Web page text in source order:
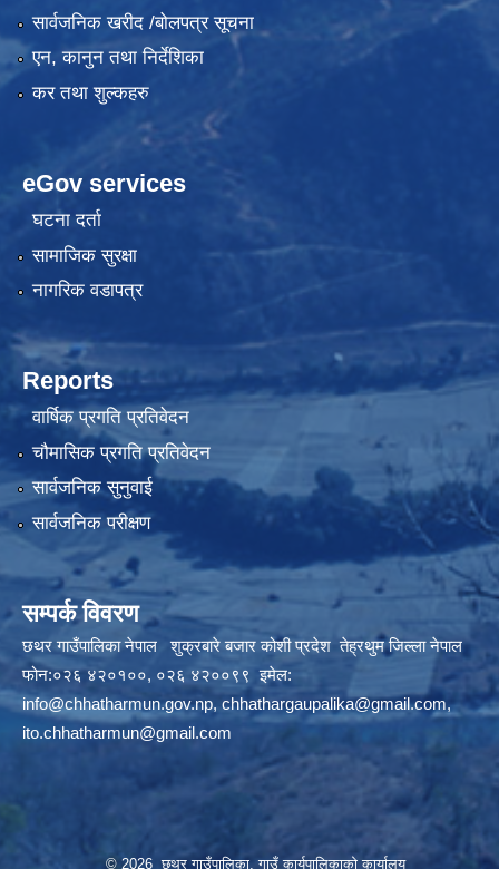
सार्वजनिक खरीद /बोलपत्र सूचना
एन, कानुन तथा निर्देशिका
कर तथा शुल्कहरु
eGov services
घटना दर्ता
सामाजिक सुरक्षा
नागरिक वडापत्र
Reports
वार्षिक प्रगति प्रतिवेदन
चौमासिक प्रगति प्रतिवेदन
सार्वजनिक सुनुवाई
सार्वजनिक परीक्षण
सम्पर्क विवरण
छथर गाउँपालिका नेपाल शुक्रबारे बजार कोशी प्रदेश तेह्रथुम जिल्ला नेपाल
फोन:०२६ ४२०१००, ०२६ ४२००९९ इमेल:
info@chhatharmun.gov.np, chhathargaupalika@gmail.com,
ito.chhatharmun@gmail.com
© 2026 छथर गाउँपालिका, गाउँ कार्यपालिकाको कार्यालय